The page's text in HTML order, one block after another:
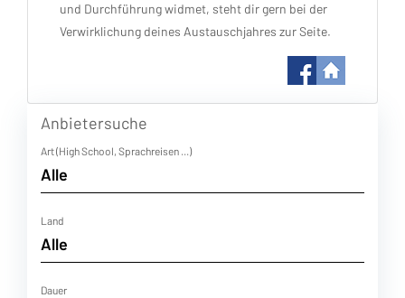
und Durchführung widmet, steht dir gern bei der
Verwirklichung deines Austauschjahres zur Seite.
Anbietersuche
Art (High School, Sprachreisen ...)
Land
Dauer